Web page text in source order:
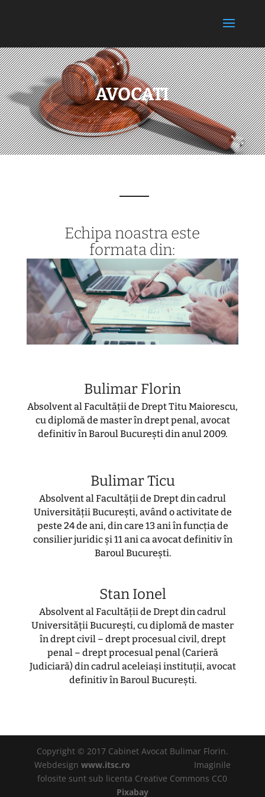
AVOCATI
Echipa noastra este
formata din:
Bulimar Florin
Absolvent al Facultății de Drept Titu Maiorescu,
cu diplomă de master în drept penal, avocat
definitiv în Baroul București din anul 2009.
Bulimar Ticu
Absolvent al Facultății de Drept din cadrul
Universității București, având o activitate de
peste 24 de ani, din care 13 ani în funcția de
consilier juridic și 11 ani ca avocat definitiv în
Baroul București.
Stan Ionel
Absolvent al Facultății de Drept din cadrul
Universității București, cu diplomă de master
în drept civil – drept procesual civil, drept
penal – drept procesual penal (Carieră
Judiciară) din cadrul aceleiași instituții, avocat
definitiv în Baroul București.
Copyright © 2017 Cabinet Avocat Bulimar Florin.
Webdesign www.itsc.ro
Imaginile
folosite sunt sub licenta Creative Commons CC0
Pixabay